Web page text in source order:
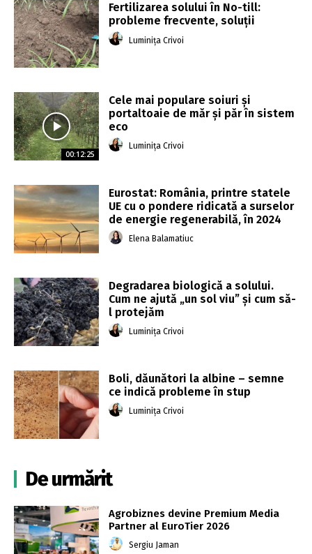
Fertilizarea solului în No-till:
probleme frecvente, soluții
Luminița Crivoi
00:12:25
Cele mai populare soiuri și
portaltoaie de măr și păr în sistem
eco
Luminița Crivoi
Eurostat: România, printre statele
UE cu o pondere ridicată a surselor
de energie regenerabilă, în 2024
Elena Balamatiuc
Degradarea biologică a solului.
Cum ne ajută „un sol viu” și cum să-
l protejăm
Luminița Crivoi
Boli, dăunători la albine – semne
ce indică probleme în stup
Luminița Crivoi
De urmărit
Agrobiznes devine Premium Media
Partner al EuroTier 2026
Sergiu Jaman